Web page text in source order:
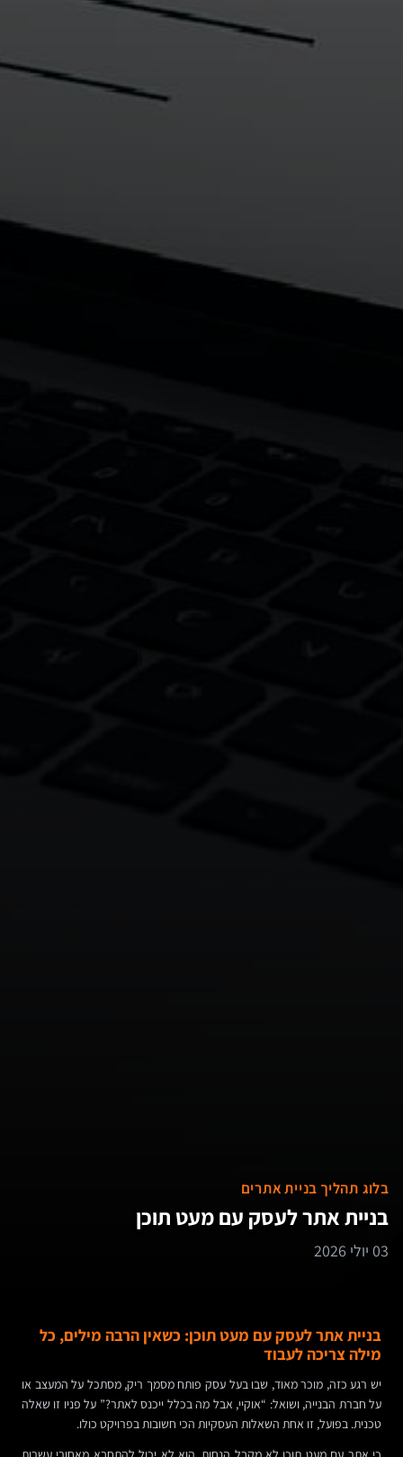
בלוג תהליך בניית אתרים
בניית אתר לעסק עם מעט תוכן
03 יולי 2026
בניית אתר לעסק עם מעט תוכן: כשאין הרבה מילים, כל
מילה צריכה לעבוד
יש רגע כזה, מוכר מאוד, שבו בעל עסק פותח מסמך ריק, מסתכל על המעצב או
על חברת הבנייה, ושואל: “אוקיי, אבל מה בכלל ייכנס לאתר?” על פניו זו שאלה
טכנית. בפועל, זו אחת השאלות העסקיות הכי חשובות בפרויקט כולו.